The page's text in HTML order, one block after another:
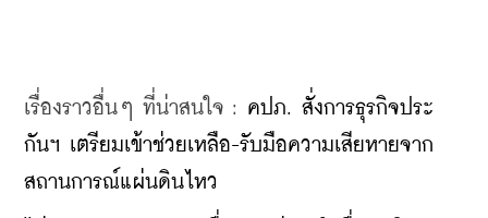
เรื่องราวอื่นๆ ที่น่าสนใจ : คปภ. สั่งการธุรกิจประ
กันฯ เตรียมเข้าช่วยเหลือ-รับมือความเสียหายจาก
สถานการณ์แผ่นดินไหว